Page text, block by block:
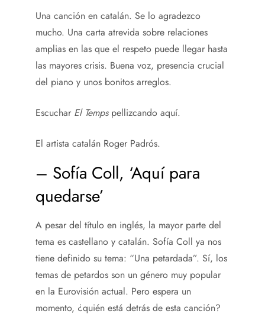
Una canción en catalán. Se lo agradezco
mucho. Una carta atrevida sobre relaciones
amplias en las que el respeto puede llegar hasta
las mayores crisis. Buena voz, presencia crucial
del piano y unos bonitos arreglos.
Escuchar El Tempspellizcando aquí.
El artista catalán Roger Padrós.
– Sofía Coll, ‘Aquí para
quedarse’
A pesar del título en inglés, la mayor parte del
tema es castellano y catalán. Sofía Coll ya nos
tiene definido su tema: “Una petardada”. Sí, los
temas de petardos son un género muy popular
en la Eurovisión actual. Pero espera un
momento, ¿quién está detrás de esta canción?